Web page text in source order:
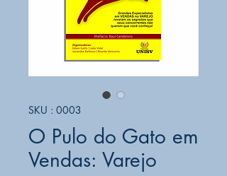
SKU : 0003
O Pulo do Gato em
Vendas: Varejo